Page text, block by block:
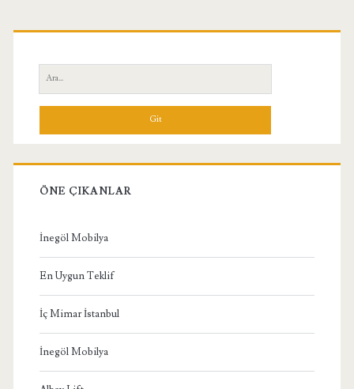
Birincil
Yan
Menü
Ara:
ÖNE ÇIKANLAR
İnegöl Mobilya
En Uygun Teklif
İç Mimar İstanbul
İnegöl Mobilya